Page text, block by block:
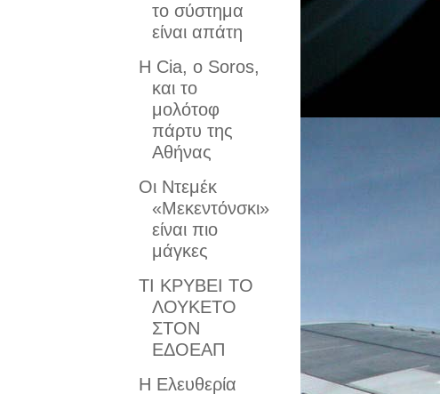
το σύστημα
είναι απάτη
Η Cia, ο Soros,
και το
μολότοφ
πάρτυ της
Αθήνας
Οι Ντεμέκ
«Μεκεντόνσκι»
είναι πιο
μάγκες
ΤΙ ΚΡΥΒΕΙ ΤΟ
ΛΟΥΚΕΤΟ
ΣΤΟΝ
ΕΔΟΕΑΠ
Η Ελευθερία